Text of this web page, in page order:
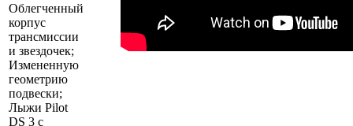
Облегченный
корпус
трансмиссии
и звездочек;
Измененную
геометрию
подвески;
Лыжи Pilot
DS 3 с